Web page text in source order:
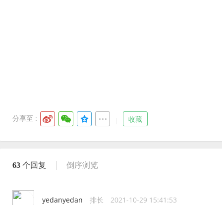
分享至 : 收藏
63 个回复 倒序浏览
yedanyedan 排长 2021-10-29 15:41:53